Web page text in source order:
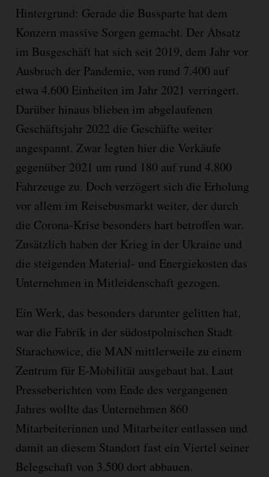
Hintergrund: Gerade die Bussparte hat dem
Konzern massive Sorgen gemacht. Der Absatz
im Busgeschäft hat sich seit 2019, dem Jahr vor
Ausbruch der Pandemie, von rund 7.400 auf
etwa 4.600 Einheiten im Jahr 2021 verringert.
Darüber hinaus blieben im abgelaufenen
Geschäftsjahr 2022 die Geschäfte weiter
angespannt. Zwar legten hier die Verkäufe
gegenüber 2021 um rund 180 auf rund 4.800
Fahrzeuge zu. Doch verzögert sich die Erholung
vor allem im Reisebusmarkt weiter, der durch
die Corona-Krise besonders hart betroffen war.
Zusätzlich haben der Krieg in der Ukraine und
die steigenden Material- und Energiekosten das
Unternehmen in Mitleidenschaft gezogen.
Ein Werk, das besonders darunter gelitten hat,
war die Fabrik in der südostpolnischen Stadt
Starachowice, die MAN mittlerweile zu einem
Zentrum für E-Mobilität ausgebaut hat. Laut
Presseberichten vom Ende des vergangenen
Jahres wollte das Unternehmen 860
Mitarbeiterinnen und Mitarbeiter entlassen und
damit an diesem Standort fast ein Viertel seiner
Belegschaft von 3.500 dort abbauen.